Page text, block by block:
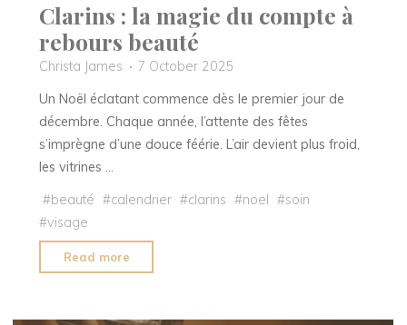
Clarins : la magie du compte à
rebours beauté
Christa James
7 October 2025
Un Noël éclatant commence dès le premier jour de
décembre. Chaque année, l’attente des fêtes
s’imprègne d’une douce féérie. L’air devient plus froid,
les vitrines …
#beauté #calendrier #clarins #noel #soin
#visage
Read more
: